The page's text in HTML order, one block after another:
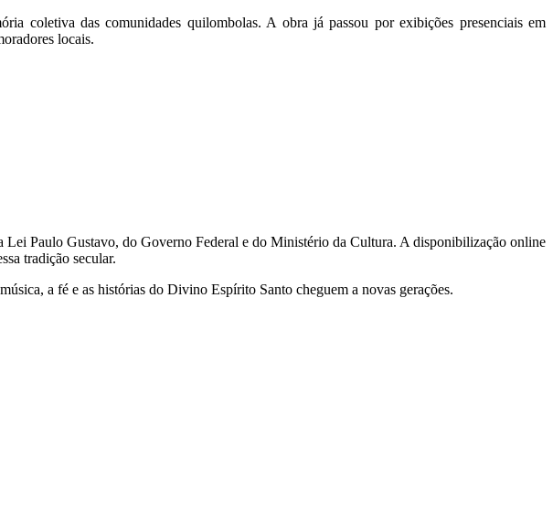
coletiva das comunidades quilombolas. A obra já passou por exibições presenciais em
locais.
Paulo Gustavo, do Governo Federal e do Ministério da Cultura. A disponibilização online
tradição secular.
a fé e as histórias do Divino Espírito Santo cheguem a novas gerações.